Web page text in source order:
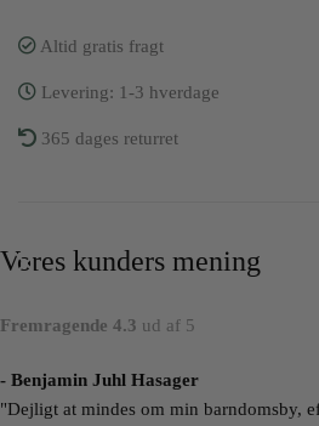
Altid gratis fragt
Levering: 1-3 hverdage
365 dages returret
Vores kunders mening
Fremragende 4.3 ud af 5
- Benjamin Juhl Hasager
"Dejligt at mindes om min barndomsby,